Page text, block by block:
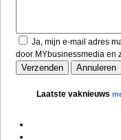
Ja, mijn e-mail adres
door MYbusinessmedia en
Laatste vaknieuws